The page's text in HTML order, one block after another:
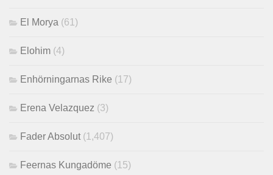
El Morya (61)
Elohim (4)
Enhörningarnas Rike (17)
Erena Velazquez (3)
Fader Absolut(1,407)
Feernas Kungadöme (15)